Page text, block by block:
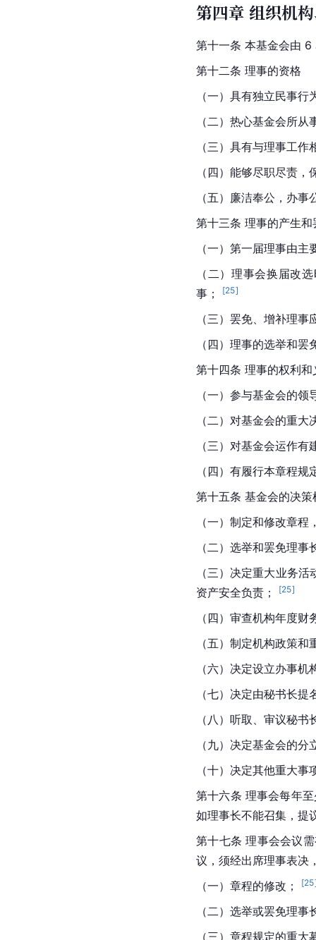
第四章 组织机
第十一条 本基金会由 6
第十二条 理事的资格
（一）具有独立民事行
（二）热心基金会所
（三）具有与理事工
（四）能够尽职尽责
（五）廉洁奉公，办
第十三条 理事的产生
（一）第一届理事由
（二）理事会换届改
事；
[25]
（三）罢免、增补理
（四）理事的选举和
第十四条 理事的权利
（一）参与基金会的
（二）对基金会的重
（三）对基金会运作
（四）有履行本章程
第十五条 基金会的决
（一）制定和修改章
（二）选举和罢免理
（三）决定重大业务
资产安全负责；
[25]
（四）审查机构年度
（五）制定机构政策
（六）决定设立办事
（七）决定由秘书长
（八）听取、审议秘
（九）决定基金会的
（十）决定其他重大事
第十六条 理事会每年
如理事长不能召集，提
第十七条 理事会会议
议，须经出席理事表决
（一）章程的修改；
[25
（二）选举或罢免理
（三）章程规定的重